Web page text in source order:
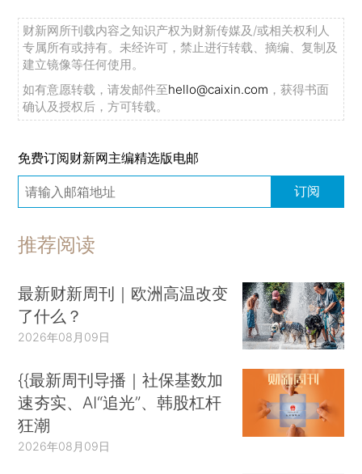
财新网所刊载内容之知识产权为财新传媒及/或相关权利人
专属所有或持有。未经许可，禁止进行转载、摘编、复制及
建立镜像等任何使用。
如有意愿转载，请发邮件至hello@caixin.com ，获得书面
确认及授权后，方可转载。
免费订阅财新网主编精选版电邮
订阅
推荐阅读
最新财新周刊｜欧洲高温改变
了什么？
2026年08月09日
{{最新周刊导播｜社保基数加
速夯实、AI“追光”、韩股杠杆
狂潮
2026年08月09日